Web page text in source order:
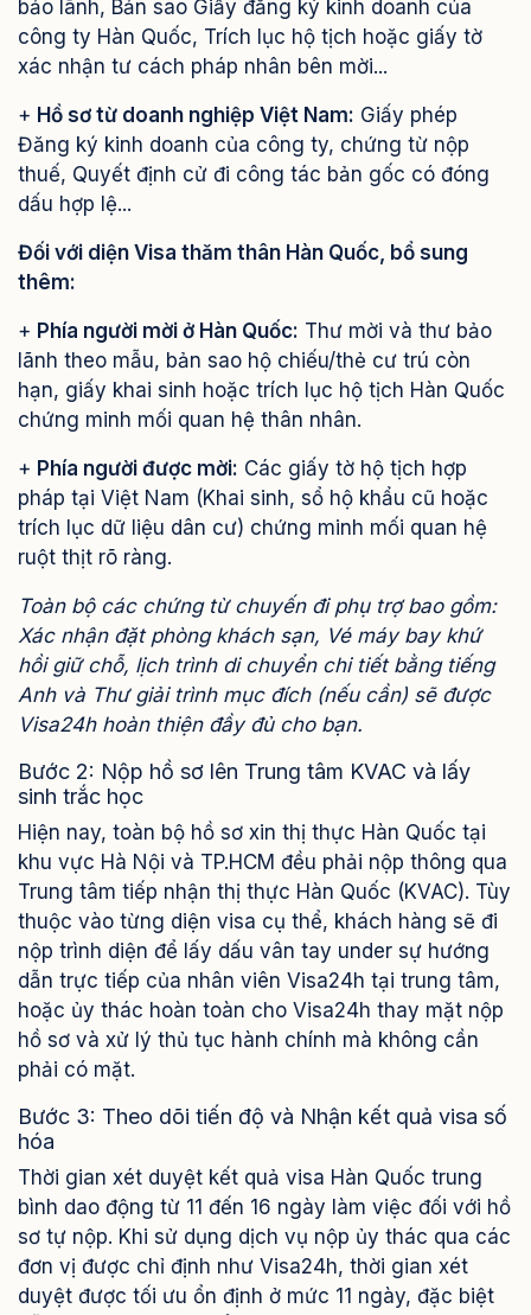
bảo lãnh, Bản sao Giấy đăng ký kinh doanh của
công ty Hàn Quốc, Trích lục hộ tịch hoặc giấy tờ
xác nhận tư cách pháp nhân bên mời...
+ Hồ sơ từ doanh nghiệp Việt Nam: Giấy phép
Đăng ký kinh doanh của công ty, chứng từ nộp
thuế, Quyết định cử đi công tác bản gốc có đóng
dấu hợp lệ...
Đối với diện Visa thăm thân Hàn Quốc, bổ sung
thêm:
+ Phía người mời ở Hàn Quốc: Thư mời và thư bảo
lãnh theo mẫu, bản sao hộ chiếu/thẻ cư trú còn
hạn, giấy khai sinh hoặc trích lục hộ tịch Hàn Quốc
chứng minh mối quan hệ thân nhân.
+ Phía người được mời: Các giấy tờ hộ tịch hợp
pháp tại Việt Nam (Khai sinh, sổ hộ khẩu cũ hoặc
trích lục dữ liệu dân cư) chứng minh mối quan hệ
ruột thịt rõ ràng.
Toàn bộ các chứng từ chuyến đi phụ trợ bao gồm:
Xác nhận đặt phòng khách sạn, Vé máy bay khứ
hồi giữ chỗ, lịch trình di chuyển chi tiết bằng tiếng
Anh và Thư giải trình mục đích (nếu cần) sẽ được
Visa24h hoàn thiện đầy đủ cho bạn.
Bước 2: Nộp hồ sơ lên Trung tâm KVAC và lấy
sinh trắc học
Hiện nay, toàn bộ hồ sơ xin thị thực Hàn Quốc tại
khu vực Hà Nội và TP.HCM đều phải nộp thông qua
Trung tâm tiếp nhận thị thực Hàn Quốc (KVAC). Tùy
thuộc vào từng diện visa cụ thể, khách hàng sẽ đi
nộp trình diện để lấy dấu vân tay under sự hướng
dẫn trực tiếp của nhân viên Visa24h tại trung tâm,
hoặc ủy thác hoàn toàn cho Visa24h thay mặt nộp
hồ sơ và xử lý thủ tục hành chính mà không cần
phải có mặt.
Bước 3: Theo dõi tiến độ và Nhận kết quả visa số
hóa
Thời gian xét duyệt kết quả visa Hàn Quốc trung
bình dao động từ 11 đến 16 ngày làm việc đối với hồ
sơ tự nộp. Khi sử dụng dịch vụ nộp ủy thác qua các
đơn vị được chỉ định như Visa24h, thời gian xét
duyệt được tối ưu ổn định ở mức 11 ngày, đặc biệt